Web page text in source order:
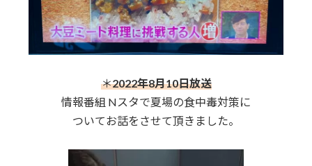
＊2022年8月10日放送
情報番組 Nスタで夏場の食中毒対策に
ついてお話をさせて頂きました。